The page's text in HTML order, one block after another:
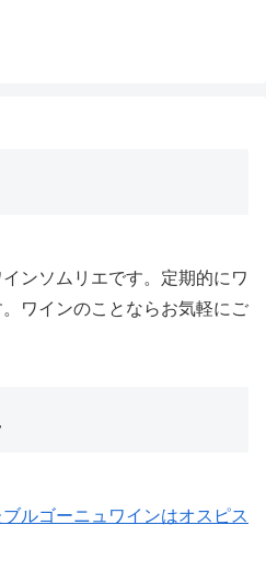
ンソムリエです。定期的にワ
ワインのことならお気軽にご
ルゴーニュワインはオスピス